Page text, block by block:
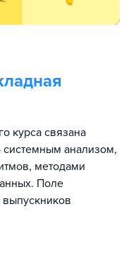
курса связана
анализом,
методами
Поле